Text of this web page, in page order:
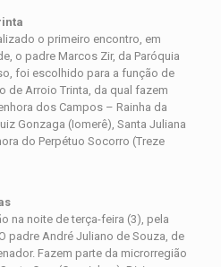
o primeiro encontro, em
o padre Marcos Zir, da Paróquia
foi escolhido para a função de
de Arroio Trinta, da qual fazem
dos Campos – Rainha da
Gonzaga (Iomerê), Santa Juliana
do Perpétuo Socorro (Treze
na noite de terça-feira (3), pela
padre André Juliano de Souza, de
Fazem parte da microrregião